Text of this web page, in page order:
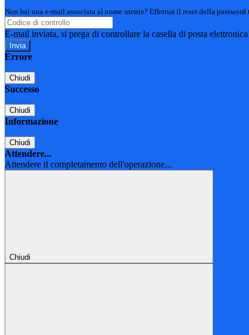
Non hai una e-mail associata al nome utente? Effettua il reset della password
E-mail inviata, si prega di controllare la casella di posta
Errore
Chiudi
Successo
Chiudi
Informazione
Chiudi
Attendere...
Attendere il completamento dell'operazione...
Chiudi